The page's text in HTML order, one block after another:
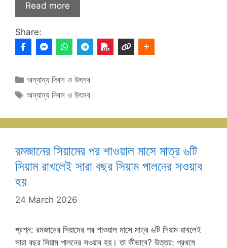
Read more
Share:
Categories
অন্যান্য দিবস ও উৎসব
Tags
অন্যান্য দিবস ও উৎসব
রমজানের সিয়ামের পর শাওয়াল মাসে মাত্র ৬টি
সিয়াম রাখলেই সারা বছর সিয়াম পালনের সওয়াব
হয়
24 March 2026
প্রশ্ন: রমজানের সিয়ামের পর শাওয়াল মাসে মাত্র ৬টি সিয়াম রাখলেই
সারা বছর সিয়াম পালনের সওয়াব হয়।‌ তা কীভাবে? উত্তর: প্রথমে